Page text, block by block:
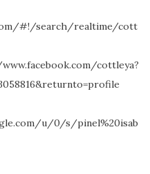
#!/search/realtime/cott
cottleya?
u/0/s/pinel%20isab